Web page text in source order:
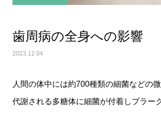
歯周病の全身への影響
2023.12.04
人間の体中には約700種類の細菌などの
代謝される多糖体に細菌が付着しプラー